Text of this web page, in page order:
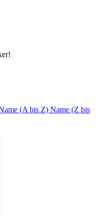
(A bis Z) Name (Z bis